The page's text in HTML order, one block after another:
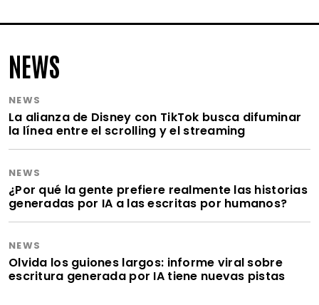
NEWS
NEWS
La alianza de Disney con TikTok busca difuminar
la línea entre el scrolling y el streaming
NEWS
¿Por qué la gente prefiere realmente las historias
generadas por IA a las escritas por humanos?
NEWS
Olvida los guiones largos: informe viral sobre
escritura generada por IA tiene nuevas pistas